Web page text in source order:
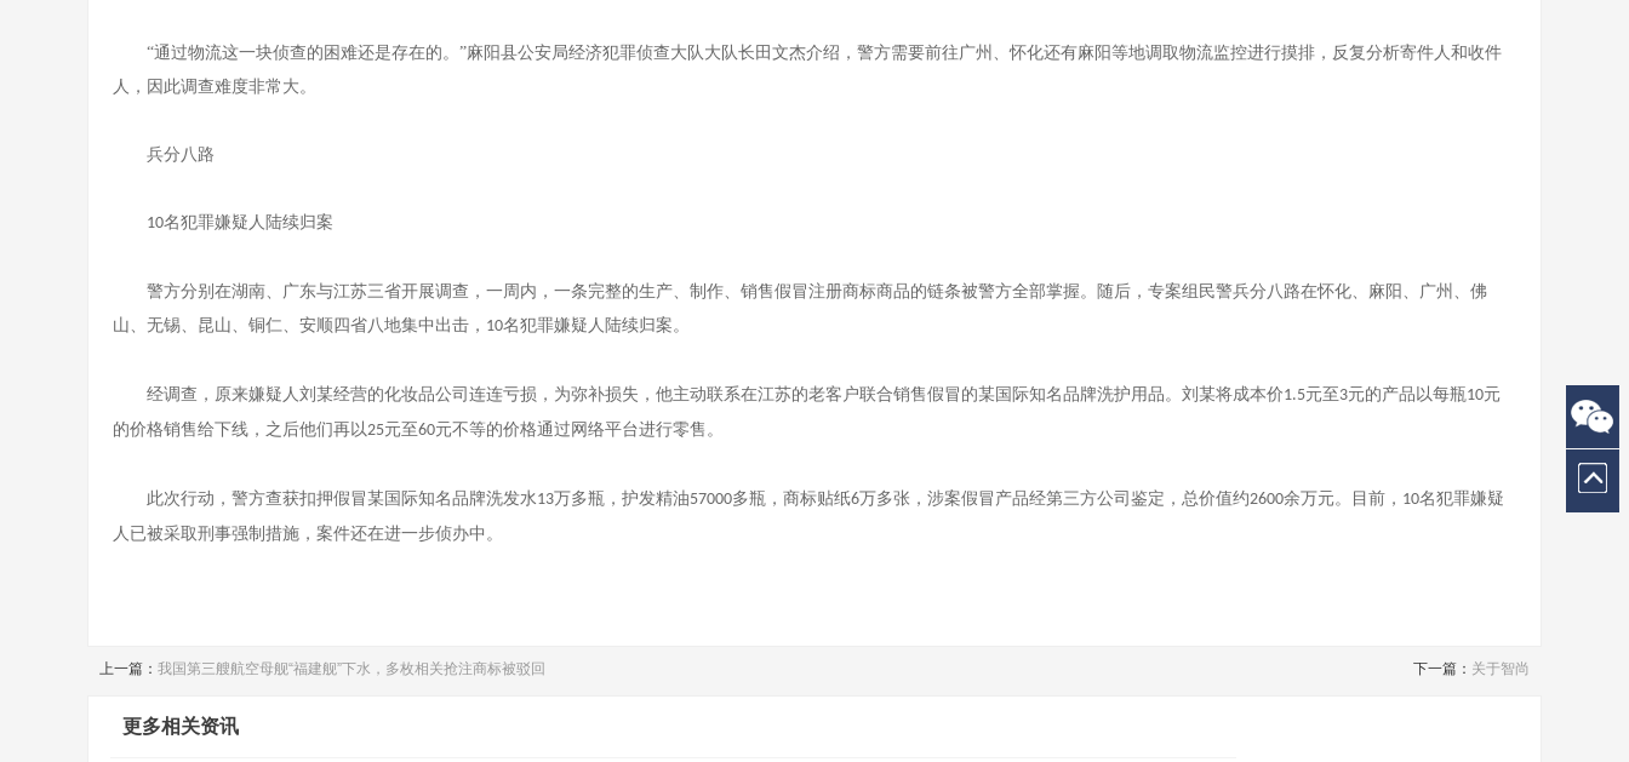
“通过物流这一块侦查的困难还是存在的。”麻阳县公安局经济犯罪侦查大队大队长田文杰介绍，警方需要前往广州、怀化还有麻阳等地调取物流监控进行摸排，反复分析寄件人和收件
人，因此调查难度非常大。
兵分八路
10名犯罪嫌疑人陆续归案
警方分别在湖南、广东与江苏三省开展调查，一周内，一条完整的生产、制作、销售假冒注册商标商品的链条被警方全部掌握。随后，专案组民警兵分八路在怀化、麻阳、广州、佛
山、无锡、昆山、铜仁、安顺四省八地集中出击， 10名犯罪嫌疑人陆续归案。
经调查，原来嫌疑人刘某经营的化妆品公司连连亏损，为弥补损失，他主动联系在江苏的老客户联合销售假冒的某国际知名品牌洗护用品。刘某将成本价1.5元至 3元的产品以每瓶10元
的价格销售给下线，之后他们再以25元至60元不等的价格通过网络平台进行零售。
此次行动，警方查获扣押假冒某国际知名品牌洗发水13万多瓶，护发精油57000多瓶，商标贴纸6万多张，涉案假冒产品经第三方公司鉴定，总价值约2600余万元。目前， 10名犯罪嫌疑
人已被采取刑事强制措施，案件还在进一步侦办中。
上一篇： 我国第三艘航空母舰“福建舰”下水，多枚相关抢注商标被驳回 下一篇： 关于智尚
更多相关资讯